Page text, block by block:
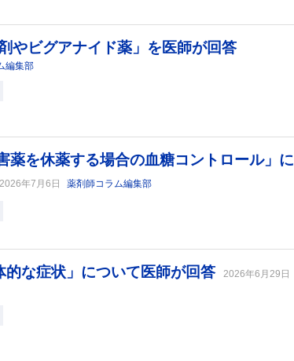
やビグアナイド薬」を医師が回答
編集部
薬を休薬する場合の血糖コントロール」に
2026年7月6日 薬剤師コラム編集部
的な症状」について医師が回答
2026年6月29日